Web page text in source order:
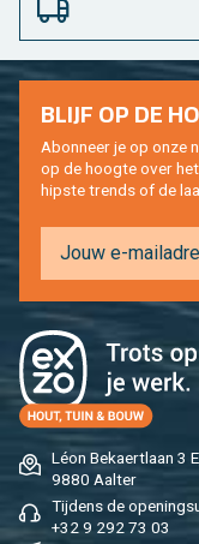
Léon Be­kaert­laan 3 E,
9880 Aal­ter
Tij­dens de
+32 9 292 73 03
BLIJF OP DE
Abon­neer je op onze
op de hoog­te over
hip­s­te trends of de